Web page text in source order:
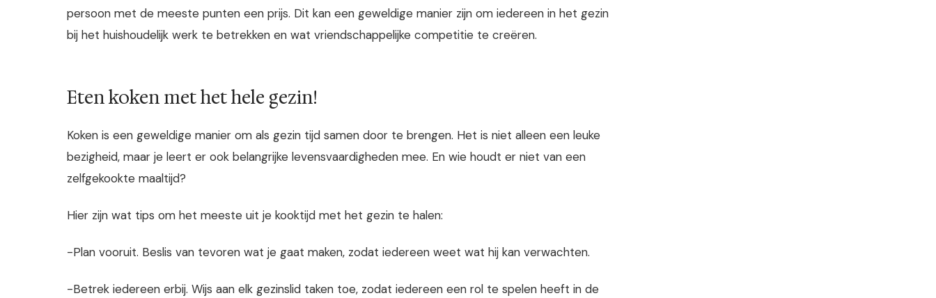
persoon met de meeste punten een prijs. Dit kan een geweldige manier zijn om iedereen in het gezin
bij het huishoudelijk werk te betrekken en wat vriendschappelijke competitie te creëren.
Eten koken met het hele gezin!
Koken is een geweldige manier om als gezin tijd samen door te brengen. Het is niet alleen een leuke
bezigheid, maar je leert er ook belangrijke levensvaardigheden mee. En wie houdt er niet van een
zelfgekookte maaltijd?
Hier zijn wat tips om het meeste uit je kooktijd met het gezin te halen:
-Plan vooruit. Beslis van tevoren wat je gaat maken, zodat iedereen weet wat hij kan verwachten.
-Betrek iedereen erbij. Wijs aan elk gezinslid taken toe, zodat iedereen een rol te spelen heeft in de